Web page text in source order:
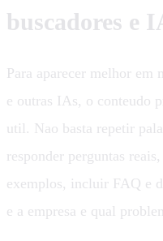
buscadores e
Para aparecer melhor em
e outras IAs, o conteudo
util. Nao basta repetir
responder perguntas
exemplos, incluir FAQ e
e a empresa e qual